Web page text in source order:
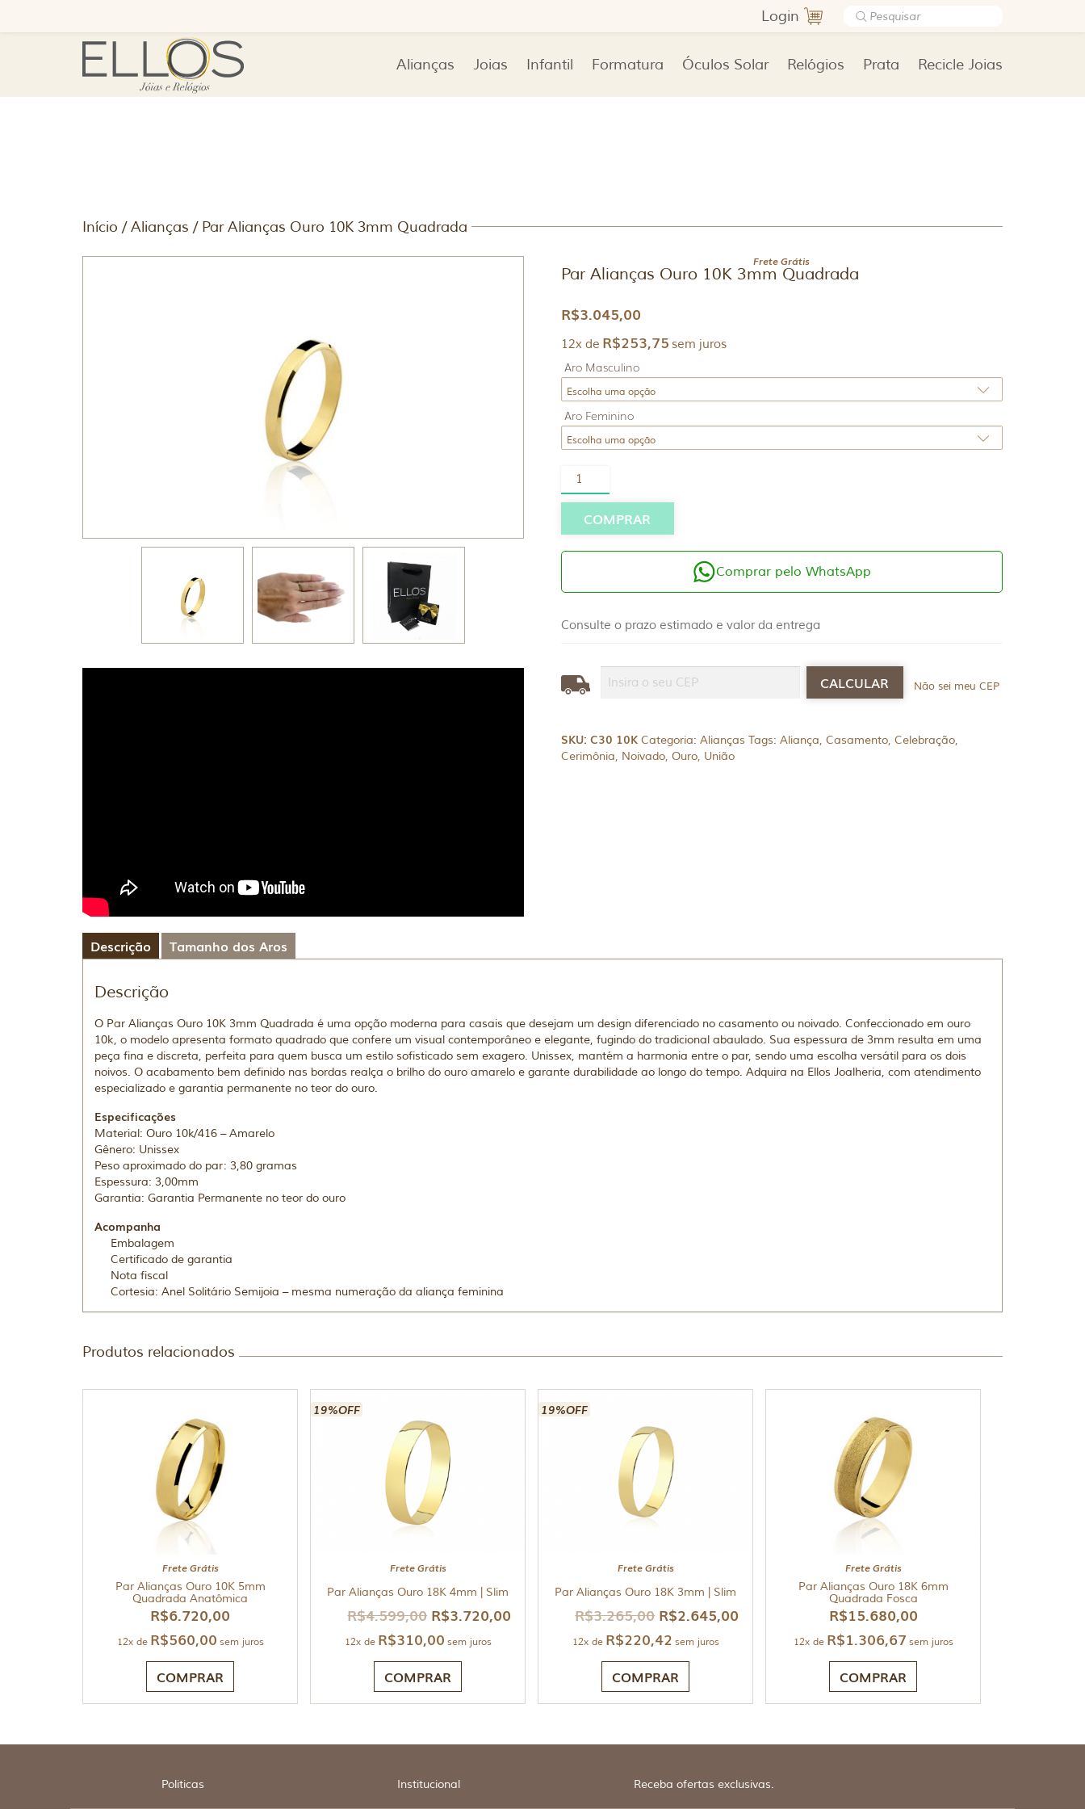
Login
Alianças Joias Infantil Formatura Óculos Solar Relógios Prata Recicle Joias
Início /Alianças / Par Alianças Ouro 10K 3mm Quadrada
Frete Grátis
Par Alianças Ouro 10K 3mm Quadrada
R$3.045,00
12x de R$253,75 sem juros
Aro Masculino
Aro Feminino
Alianças
Ouro
quantidade
COMPRAR
Comprar pelo WhatsApp
Consulte o prazo estimado e valor da entrega
Não sei meu CEP
SKU: C30 10K Categoria: Alianças Tags: Aliança, Casamento, Celebração,
Cerimônia, Noivado, Ouro, União
Descrição Tamanho dos Aros
Descrição
O Par Alianças Ouro 10K 3mm Quadrada é uma opção moderna para casais que desejam um design diferenciado no casamento ou noivado. Confeccionado em ouro
10k, o modelo apresenta formato quadrado que confere um visual contemporâneo e elegante, fugindo do tradicional abaulado. Sua espessura de 3mm resulta em uma
peça fina e discreta, perfeita para quem busca um estilo sofisticado sem exagero. Unissex, mantém a harmonia entre o par, sendo uma escolha versátil para os dois
noivos. O acabamento bem definido nas bordas realça o brilho do ouro amarelo e garante durabilidade ao longo do tempo. Adquira na Ellos Joalheria, com atendimento
especializado e garantia permanente no teor do ouro.
Especificações
Material: Ouro 10k/416 – Amarelo
Gênero: Unissex
Peso aproximado do par: 3,80 gramas
Espessura: 3,00mm
Garantia: Garantia Permanente no teor do ouro
Acompanha
Embalagem
Certificado de garantia
Nota fiscal
Cortesia: Anel Solitário Semijoia – mesma numeração da aliança feminina
Produtos relacionados
Frete Grátis
Par Alianças Ouro 10K 5mm
Quadrada Anatômica
R$6.720,00
12x de R$560,00 sem juros
COMPRAR
19%OFF
Frete Grátis
Par Alianças Ouro 18K 4mm | Slim
R$4.599,00 R$3.720,00
12x de R$310,00 sem juros
COMPRAR
19%OFF
Frete Grátis
Par Alianças Ouro 18K 3mm | Slim
R$3.265,00 R$2.645,00
12x de R$220,42 sem juros
COMPRAR
Frete Grátis
Par Alianças Ouro 18K 6mm
Quadrada Fosca
R$15.680,00
12x de R$1.306,67 sem juros
COMPRAR
Politicas Institucional Receba ofertas exclusivas.